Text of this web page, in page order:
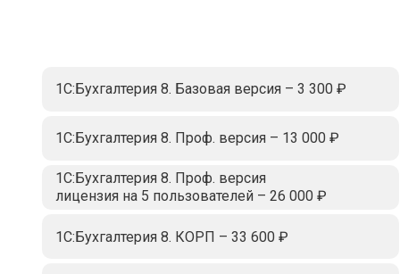
1С:Бухгалтерия 8. Базовая версия – 3 300 ₽
1С:Бухгалтерия 8. Проф. версия – 13 000 ₽
1С:Бухгалтерия 8. Проф. версия
лицензия на 5 пользователей – 26 000 ₽
1С:Бухгалтерия 8. КОРП – 33 600 ₽